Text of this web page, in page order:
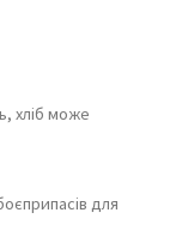
хліб може
для